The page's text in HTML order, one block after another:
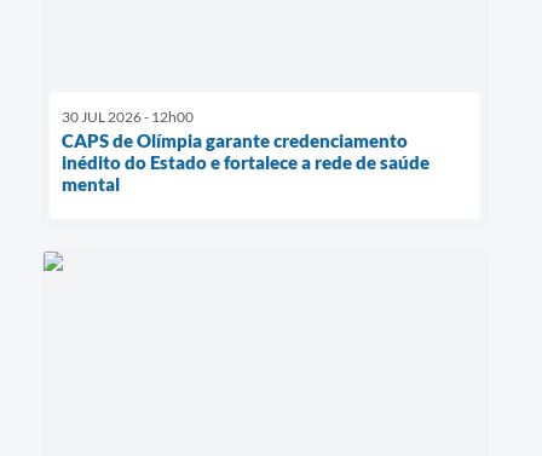
30 JUL 2026 - 12h00
CAPS de Olímpia garante credenciamento
inédito do Estado e fortalece a rede de saúde
mental